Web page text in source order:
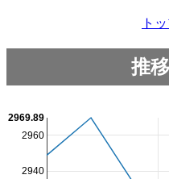
ト
推
2940
2960
2969.89